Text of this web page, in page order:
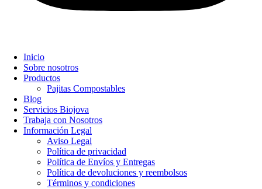
Inicio
Sobre nosotros
Productos
Pajitas Compostables
Blog
Servicios Biojova
Trabaja con Nosotros
Información Legal
Aviso Legal
Política de privacidad
Política de Envíos y Entregas
Política de devoluciones y reembolsos
Términos y condiciones